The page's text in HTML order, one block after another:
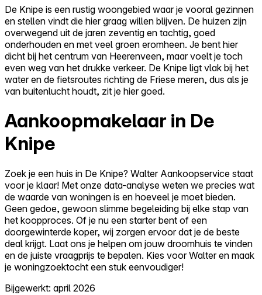
De Knipe is een rustig woongebied waar je vooral gezinnen
en stellen vindt die hier graag willen blijven. De huizen zijn
overwegend uit de jaren zeventig en tachtig, goed
onderhouden en met veel groen eromheen. Je bent hier
dicht bij het centrum van Heerenveen, maar voelt je toch
even weg van het drukke verkeer. De Knipe ligt vlak bij het
water en de fietsroutes richting de Friese meren, dus als je
van buitenlucht houdt, zit je hier goed.
Aankoopmakelaar in De
Knipe
Zoek je een huis in De Knipe? Walter Aankoopservice staat
voor je klaar! Met onze data-analyse weten we precies wat
de waarde van woningen is en hoeveel je moet bieden.
Geen gedoe, gewoon slimme begeleiding bij elke stap van
het koopproces. Of je nu een starter bent of een
doorgewinterde koper, wij zorgen ervoor dat je de beste
deal krijgt. Laat ons je helpen om jouw droomhuis te vinden
en de juiste vraagprijs te bepalen. Kies voor Walter en maak
je woningzoektocht een stuk eenvoudiger!
Bijgewerkt: april 2026